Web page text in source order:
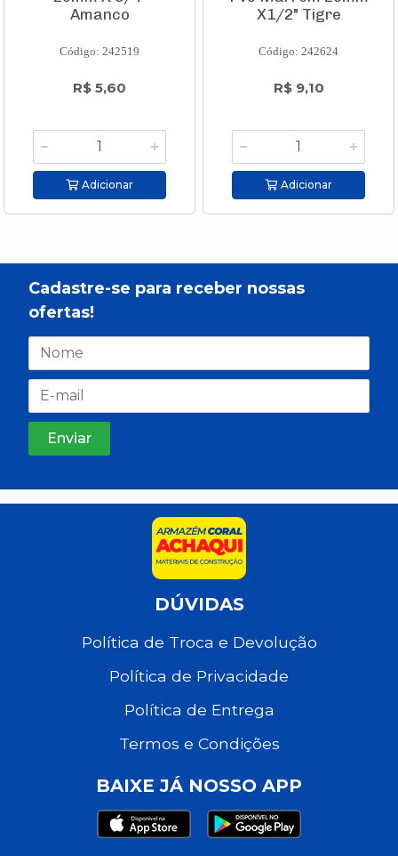
Amanco
Código: 242519
R$ 5,60
Adicionar
X1/2" Tigre
Código: 242624
R$ 9,10
Adicionar
Cadastre-se para receber nossas
ofertas!
DÚVIDAS
Política de Troca e Devolução
Política de Privacidade
Política de Entrega
Termos e Condições
BAIXE JÁ NOSSO APP